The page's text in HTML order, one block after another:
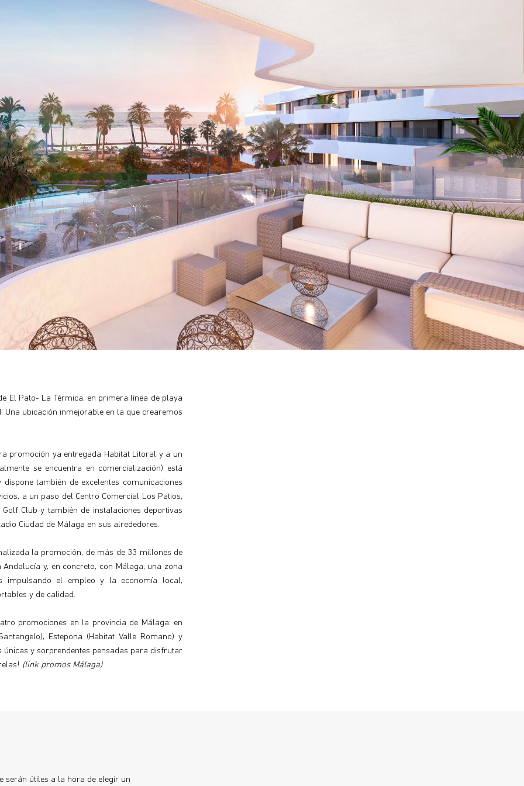
El Pato- La Térmica, en primera línea de playa
ubicación inmejorable en la que crearemos
promoción ya entregada Habitat Litoral y a un
se encuentra en comercialización) está
también de excelentes comunicaciones
a un paso del Centro Comercial Los Patios,
Club y también de instalaciones deportivas
Ciudad de Málaga en sus alrededores.
la promoción, de más de 33 millones de
y, en concreto, con Málaga, una zona
impulsando el empleo y la economía local,
y de calidad.
promociones en la provincia de Málaga: en
Estepona (Habitat Valle Romano) y
únicas y sorprendentes pensadas para disfrutar
(link promos Málaga)
serán útiles a la hora de elegir un